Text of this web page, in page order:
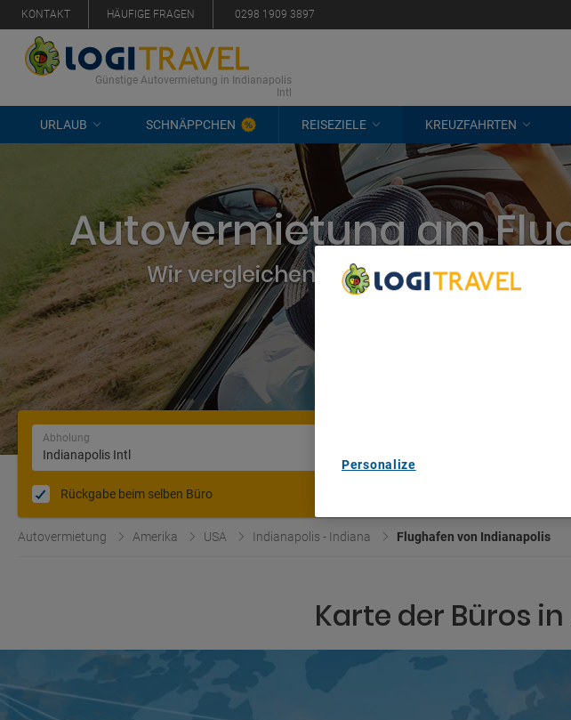
KONTAKT HÄUFIGE FRAGEN 0298 1909 3897
Günstige Autovermietung in Indianapolis
Intl
URLAUB SCHNÄPPCHEN REISEZIELE KREUZFAHRTEN
Autovermietung am
Wir vergleichen alle Unternehmen,
Abholung
Rückgabe beim selben Büro
Autovermietung Amerika USA Indianapolis - Indiana Flughafen von Indianapolis
Karte der Büros
Personalize